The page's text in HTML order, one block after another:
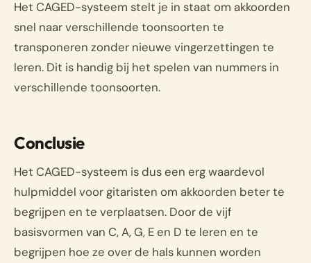
Het CAGED-systeem stelt je in staat om akkoorden
snel naar verschillende toonsoorten te
transponeren zonder nieuwe vingerzettingen te
leren. Dit is handig bij het spelen van nummers in
verschillende toonsoorten.
Conclusie
Het CAGED-systeem is dus een erg waardevol
hulpmiddel voor gitaristen om akkoorden beter te
begrijpen en te verplaatsen. Door de vijf
basisvormen van C, A, G, E en D te leren en te
begrijpen hoe ze over de hals kunnen worden